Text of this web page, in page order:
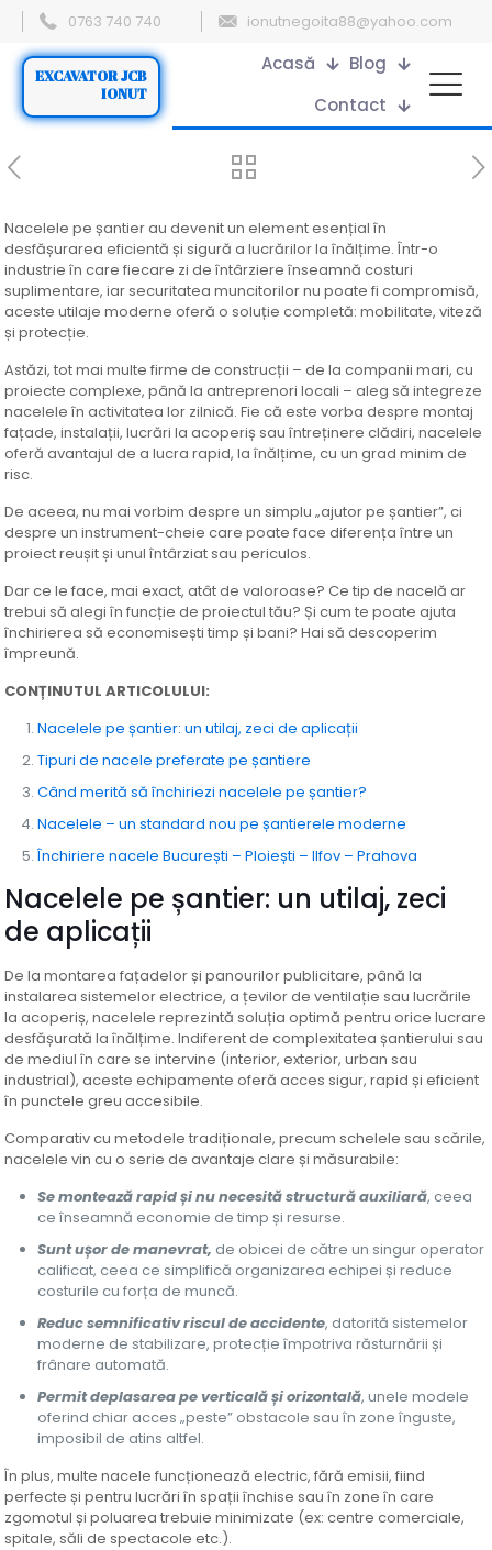
0763 740 740 ionutnegoita88@yahoo.com
EXCAVATOR JCB
IONUT
Acasă
Blog
Contact
Nacelele pe șantier au devenit un element esențial în
desfășurarea eficientă și sigură a lucrărilor la înălțime. Într-o
industrie în care fiecare zi de întârziere înseamnă costuri
suplimentare, iar securitatea muncitorilor nu poate fi compromisă,
aceste utilaje moderne oferă o soluție completă: mobilitate, viteză
și protecție.
Astăzi, tot mai multe firme de construcții – de la companii mari, cu
proiecte complexe, până la antreprenori locali – aleg să integreze
nacelele în activitatea lor zilnică. Fie că este vorba despre montaj
fațade, instalații, lucrări la acoperiș sau întreținere clădiri, nacelele
oferă avantajul de a lucra rapid, la înălțime, cu un grad minim de
risc.
De aceea, nu mai vorbim despre un simplu „ajutor pe șantier”, ci
despre un instrument-cheie care poate face diferența între un
proiect reușit și unul întârziat sau periculos.
Dar ce le face, mai exact, atât de valoroase? Ce tip de nacelă ar
trebui să alegi în funcție de proiectul tău? Și cum te poate ajuta
închirierea să economisești timp și bani? Hai să descoperim
împreună.
CONȚINUTUL ARTICOLULUI:
Nacelele pe șantier: un utilaj, zeci de aplicații
Tipuri de nacele preferate pe șantiere
Când merită să închiriezi nacelele pe șantier?
Nacelele – un standard nou pe șantierele moderne
Închiriere nacele București – Ploiești – Ilfov – Prahova
Nacelele pe șantier: un utilaj, zeci
de aplicații
De la montarea fațadelor și panourilor publicitare, până la
instalarea sistemelor electrice, a țevilor de ventilație sau lucrările
la acoperiș, nacelele reprezintă soluția optimă pentru orice lucrare
desfășurată la înălțime. Indiferent de complexitatea șantierului sau
de mediul în care se intervine (interior, exterior, urban sau
industrial), aceste echipamente oferă acces sigur, rapid și eficient
în punctele greu accesibile.
Comparativ cu metodele tradiționale, precum schelele sau scările,
nacelele vin cu o serie de avantaje clare și măsurabile:
Se montează rapid și nu necesită structură auxiliară, ceea
ce înseamnă economie de timp și resurse.
Sunt ușor de manevrat, de obicei de către un singur operator
calificat, ceea ce simplifică organizarea echipei și reduce
costurile cu forța de muncă.
Reduc semnificativ riscul de accidente, datorită sistemelor
moderne de stabilizare, protecție împotriva răsturnării și
frânare automată.
Permit deplasarea pe verticală și orizontală, unele modele
oferind chiar acces „peste” obstacole sau în zone înguste,
imposibil de atins altfel.
În plus, multe nacele funcționează electric, fără emisii, fiind
perfecte și pentru lucrări în spații închise sau în zone în care
zgomotul și poluarea trebuie minimizate (ex: centre comerciale,
spitale, săli de spectacole etc.).